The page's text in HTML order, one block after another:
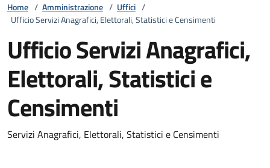
Home / Amministrazione / Uffici /
Ufficio Servizi Anagrafici, Elettorali, Statistici e Censimenti
Ufficio Servizi Anagrafici,
Elettorali, Statistici e
Censimenti
Servizi Anagrafici, Elettorali, Statistici e Censimenti